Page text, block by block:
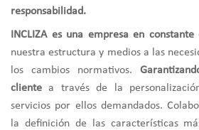
responsabilidad.
INCLIZA es una empresa en
nuestra estructura y medios a las
los cambios normativos.
cliente a través de la
servicios por ellos demandados.
la definición de las características